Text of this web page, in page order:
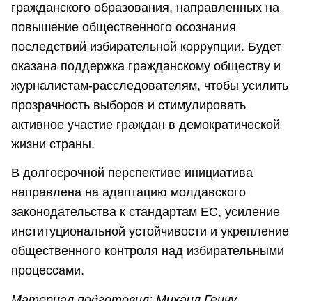
гражданского образования, направленных на
повышение общественного осознания
последствий избирательной коррупции. Будет
оказана поддержка гражданскому обществу и
журналистам-расследователям, чтобы усилить
прозрачность выборов и стимулировать
активное участие граждан в демократической
жизни страны.
В долгосрочной перспективе инициатива
направлена на адаптацию молдавского
законодательства к стандартам ЕС, усиление
институциональной устойчивости и укрепление
общественного контроля над избирательными
процессами.